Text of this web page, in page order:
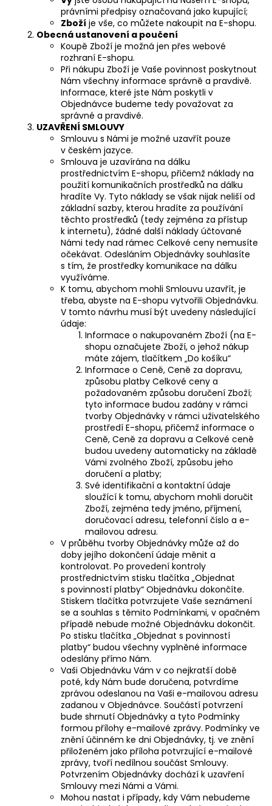
právními předpisy označovaná jako kupující;
Zboží je vše, co můžete nakoupit na E-shopu.
Obecná ustanovení a poučení
Koupě Zboží je možná jen přes webové
rozhraní E-shopu.
Při nákupu Zboží je Vaše povinnost poskytnout
Nám všechny informace správně a pravdivě.
Informace, které jste Nám poskytli v
Objednávce budeme tedy považovat za
správné a pravdivé.
UZAVŘENÍ SMLOUVY
Smlouvu s Námi je možné uzavřít pouze
v českém jazyce.
Smlouva je uzavírána na dálku
prostřednictvím E-shopu, přičemž náklady na
použití komunikačních prostředků na dálku
hradíte Vy. Tyto náklady se však nijak neliší od
základní sazby, kterou hradíte za používání
těchto prostředků (tedy zejména za přístup
k internetu), žádné další náklady účtované
Námi tedy nad rámec Celkové ceny nemusíte
očekávat. Odesláním Objednávky souhlasíte
s tím, že prostředky komunikace na dálku
využíváme.
K tomu, abychom mohli Smlouvu uzavřít, je
třeba, abyste na E-shopu vytvořili Objednávku.
V tomto návrhu musí být uvedeny následující
údaje:
Informace o nakupovaném Zboží (na E-
shopu označujete Zboží, o jehož nákup
máte zájem, tlačítkem „Do košíku“
Informace o Ceně, Ceně za dopravu,
způsobu platby Celkové ceny a
požadovaném způsobu doručení Zboží;
tyto informace budou zadány v rámci
tvorby Objednávky v rámci uživatelského
prostředí E-shopu, přičemž informace o
Ceně, Ceně za dopravu a Celkové ceně
budou uvedeny automaticky na základě
Vámi zvolného Zboží, způsobu jeho
doručení a platby;
Své identifikační a kontaktní údaje
sloužící k tomu, abychom mohli doručit
Zboží, zejména tedy jméno, příjmení,
doručovací adresu, telefonní číslo a e-
mailovou adresu.
V průběhu tvorby Objednávky může až do
doby jejího dokončení údaje měnit a
kontrolovat. Po provedení kontroly
prostřednictvím stisku tlačítka „Objednat
s povinností platby“ Objednávku dokončíte.
Stiskem tlačítka potvrzujete Vaše seznámení
se a souhlas s těmito Podmínkami, v opačném
případě nebude možné Objednávku dokončit.
Po stisku tlačítka „Objednat s povinností
platby“ budou všechny vyplněné informace
odeslány přímo Nám.
Vaši Objednávku Vám v co nejkratší době
poté, kdy Nám bude doručena, potvrdíme
zprávou odeslanou na Vaši e-mailovou adresu
zadanou v Objednávce. Součástí potvrzení
bude shrnutí Objednávky a tyto Podmínky
formou přílohy e-mailové zprávy. Podmínky ve
znění účinném ke dni Objednávky, tj. ve znění
přiloženém jako příloha potvrzující e-mailové
zprávy, tvoří nedílnou součást Smlouvy.
Potvrzením Objednávky dochází k uzavření
Smlouvy mezi Námi a Vámi.
Mohou nastat i případy, kdy Vám nebudeme